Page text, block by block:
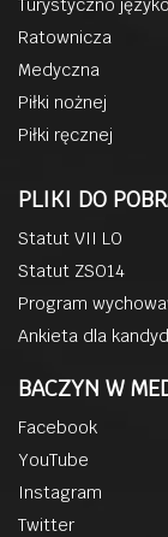
Turystyczno
Ratownicza
Medyczna
Piłki nożnej
Piłki ręcznej
PLIKI DO
Statut VII LO
Statut ZSO14
Program
Ankieta dla
BACZYN W
Facebook
YouTube
Instagram
Twitter